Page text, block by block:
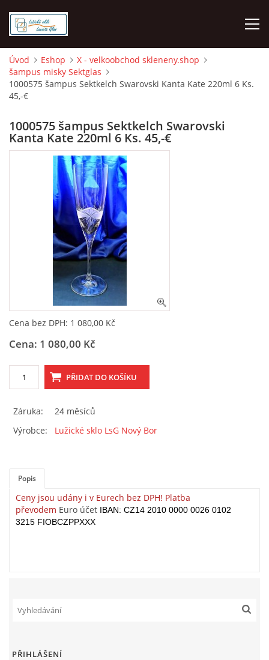
O NÁS
VELKOOBCHOD GROSSHANDEL
MALOOBCHOD LUŽICKÉ SKLO
DOPRAVA - PLATBA
HODNOCENÍ Z HEURÉKY
OBCHODNÍ PODMÍNKY, REKLAMAČNÍ ŘÁD I FORMULÁŘ
ESHOP
Prokopa Velikého 535
47301 Nový Bor
© 2026 eStránky.cz |WebSlice |Tisk|Aktualizováno: 5. 6. 2026
Úvod Eshop
X - velkoobchod skleneny.shop
šampus misky Sektglas
1000575 šampus Sektkelch Swarovski Kanta Kate 220ml 6 Ks.
45,-€
1000575 šampus Sektkelch Swarovski
Kanta Kate 220ml 6 Ks. 45,-€
Cena bez DPH: 1 080,00 Kč
Cena: 1 080,00 Kč
Záruka:
24 měsíců
Výrobce:
Lužické sklo LsG Nový Bor
Popis
Ceny jsou udány i v Eurech bez DPH! Platba
převodem Euro účet IBAN: CZ14 2010 0000 0026 0102
3215 FIOBCZPPXXX
PŘIHLÁŠENÍ